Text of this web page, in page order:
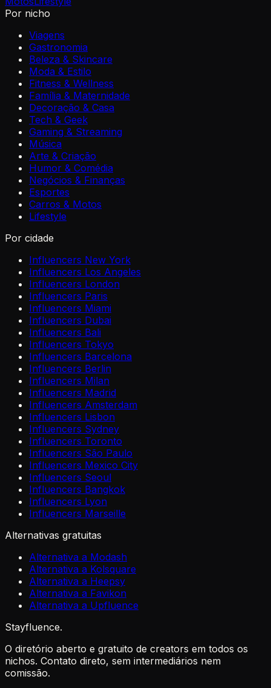
Por nicho
Viagens
Gastronomia
Beleza & Skincare
Moda & Estilo
Fitness & Wellness
Família & Maternidade
Decoração & Casa
Tech & Geek
Gaming & Streaming
Música
Arte & Criação
Humor & Comédia
Negócios & Finanças
Esportes
Carros & Motos
Lifestyle
Por cidade
Influencers New York
Influencers Los Angeles
Influencers London
Influencers Paris
Influencers Miami
Influencers Dubai
Influencers Bali
Influencers Tokyo
Influencers Barcelona
Influencers Berlin
Influencers Milan
Influencers Madrid
Influencers Amsterdam
Influencers Lisbon
Influencers Sydney
Influencers Toronto
Influencers São Paulo
Influencers Mexico City
Influencers Seoul
Influencers Bangkok
Influencers Lyon
Influencers Marseille
Alternativas gratuitas
Alternativa a Modash
Alternativa a Kolsquare
Alternativa a Heepsy
Alternativa a Favikon
Alternativa a Upfluence
Stayfluence.
O diretório aberto e gratuito de creators em todos os
nichos. Contato direto, sem intermediários nem
comissão.